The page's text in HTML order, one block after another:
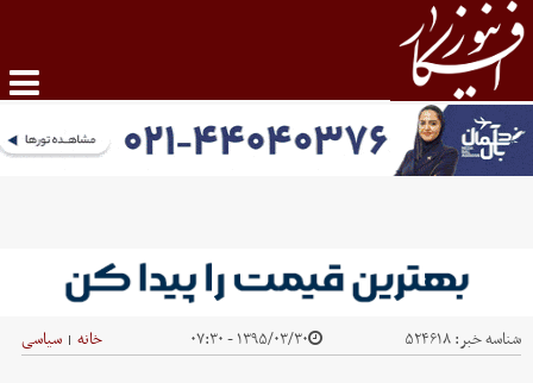
شناسه خبر:۵۲۴۶۱۸ ۱۳۹۵/۰۳/۳۰ - ۰۷:۳۰ خانه | سیاسی